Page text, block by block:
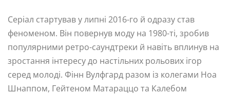
Серіал стартував у липні 2016-го й одразу став
феноменом. Він повернув моду на 1980-ті, зробив
популярними ретро-саундтреки й навіть вплинув на
зростання інтересу до настільних рольових ігор
серед молоді. Фінн Вулфгард разом із колегами Ноа
Шнаппом, Гейтеном Матараццо та Калебом